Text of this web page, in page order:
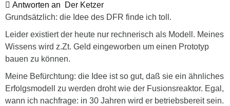
Antworten an
Der Ketzer
Grundsätzlich: die Idee des DFR finde ich toll.
Leider existiert der heute nur rechnerisch als Modell. Meines
Wissens wird z.Zt. Geld eingeworben um einen Prototyp
bauen zu können.
Meine Befürchtung: die Idee ist so gut, daß sie ein ähnliches
Erfolgsmodell zu werden droht wie der Fusionsreaktor. Egal,
wann ich nachfrage: in 30 Jahren wird er betriebsbereit sein.